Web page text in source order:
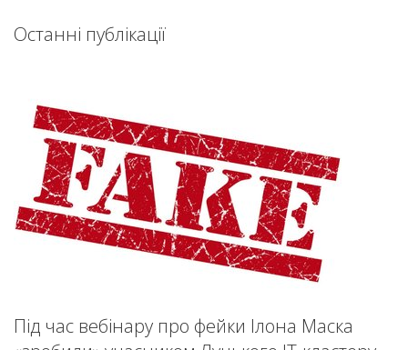
Останні публікації
Під час вебінару про фейки Ілона Маска